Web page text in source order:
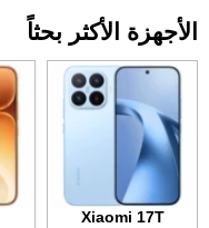
الأجهزة الأكثر بحثاً
Xiaomi 17T